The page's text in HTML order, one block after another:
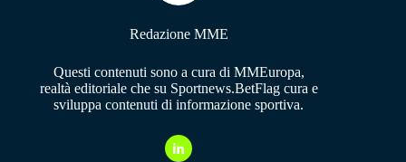
Redazione MME
Questi contenuti sono a cura di MMEuropa,
realtà editoriale che su Sportnews.BetFlag cura e
sviluppa contenuti di informazione sportiva.